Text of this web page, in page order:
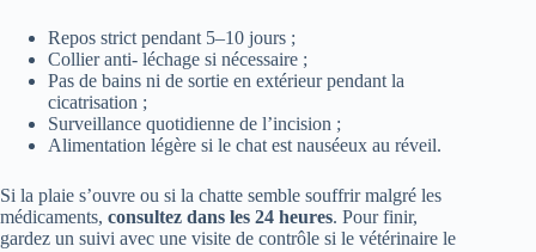
Repos strict pendant 5–10 jours ;
Collier anti- léchage si nécessaire ;
Pas de bains ni de sortie en extérieur pendant la
cicatrisation ;
Surveillance quotidienne de l’incision ;
Alimentation légère si le chat est nauséeux au réveil.
Si la plaie s’ouvre ou si la chatte semble souffrir malgré les
médicaments, consultez dans les 24 heures. Pour finir,
gardez un suivi avec une visite de contrôle si le vétérinaire le